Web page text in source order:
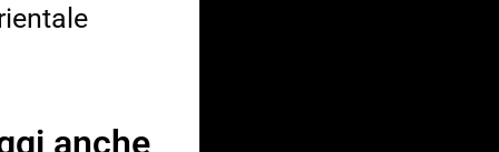
anche